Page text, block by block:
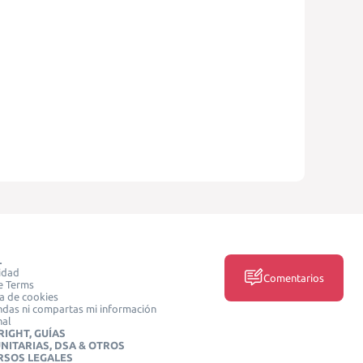
Terms
de cookies
ni compartas mi información
GUÍAS
DSA & OTROS
LEGALES
Comentarios